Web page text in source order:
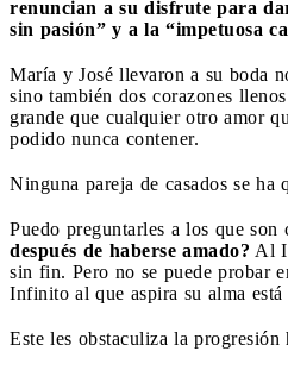
renuncian a su disfrute para
sin pasión” y a la “impetuosa
María y José llevaron a su boda
sino también dos corazones
grande que cualquier otro amor
podido nunca contener.
Ninguna pareja de casados se ha
Puedo preguntarles a los que son
después de haberse amado? Al
sin fin. Pero no se puede probar
Infinito al que aspira su alma
Este les obstaculiza la